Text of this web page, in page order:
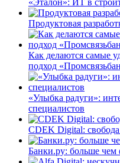
Продуктовая
Как делаются самые
подход
«Улыбка радуги»:
специалистов
CDEK Digital: свобода
Банки.ру: больше чем